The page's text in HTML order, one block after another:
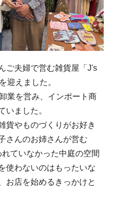
ご夫婦で営む雑貨屋「J's
迎えました。
業を営み、インポート商
いました。
貨やものづくりがお好き
さんのお姉さんが営む
れていなかった中庭の空間
使わないのはもったいな
お店を始めるきっかけと